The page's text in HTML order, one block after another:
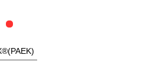
发展优势
成型工艺
是塑料！
车、家电
等行业
动机周边